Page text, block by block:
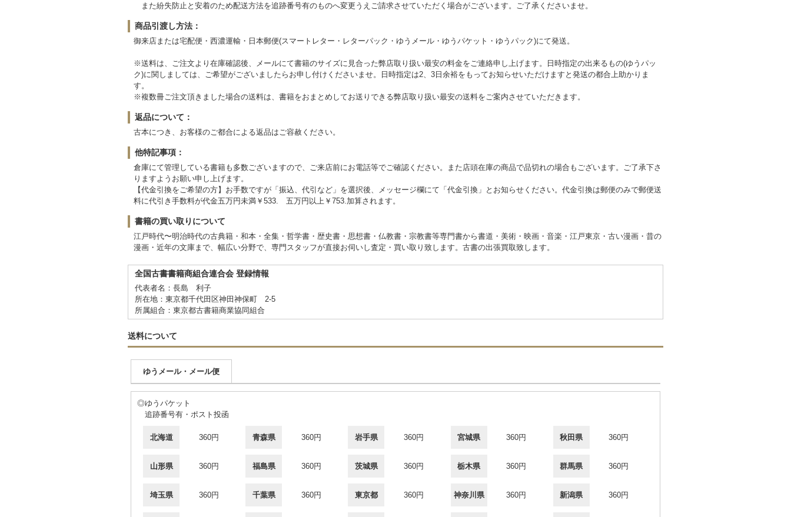
また紛失防止と安着のため配送方法を追跡番号有のものへ変更うえご請求させていただく場合がございます。ご了承くださいませ。
商品引渡し方法：
御来店または宅配便・西濃運輸・日本郵便(スマートレター・レターパック・ゆうメール・ゆうパケット・ゆうパック)にて発送。
※送料は、ご注文より在庫確認後、メールにて書籍のサイズに見合った弊店取り扱い最安の料金をご連絡申し上げます。日時指定の出来るもの(ゆうパッ
ク)に関しましては、ご希望がございましたらお申し付けくださいませ。日時指定は2、3日余裕をもってお知らせいただけますと発送の都合上助かりま
す。
※複数冊ご注文頂きました場合の送料は、書籍をおまとめしてお送りできる弊店取り扱い最安の送料をご案内させていただきます。
返品について：
古本につき、お客様のご都合による返品はご容赦ください。
他特記事項：
倉庫にて管理している書籍も多数ございますので、ご来店前にお電話等でご確認ください。また店頭在庫の商品で品切れの場合もございます。ご了承下さ
りますようお願い申し上げます。
【代金引換をご希望の方】お手数ですが「振込、代引など」を選択後、メッセージ欄にて「代金引換」とお知らせください。代金引換は郵便のみで郵便送
料に代引き手数料が代金五万円未満￥533. 五万円以上￥753.加算されます。
書籍の買い取りについて
江戸時代〜明治時代の古典籍・和本・全集・哲学書・歴史書・思想書・仏教書・宗教書等専門書から書道・美術・映画・音楽・江戸東京・古い漫画・昔の
漫画・近年の文庫まで、幅広い分野で、専門スタッフが直接お伺いし査定・買い取り致します。古書の出張買取致します。
全国古書書籍商組合連合会 登録情報
代表者名：長島 利子
所在地：東京都千代田区神田神保町 2-5
所属組合：東京都古書籍商業協同組合
送料について
ゆうメール・メール便
◎ゆうパケット
追跡番号有・ポスト投函
北海道 360円 青森県 360円 岩手県 360円 宮城県 360円 秋田県 360円
山形県 360円 福島県 360円 茨城県 360円 栃木県 360円 群馬県 360円
埼玉県 360円 千葉県 360円 東京都 360円 神奈川県 360円 新潟県 360円